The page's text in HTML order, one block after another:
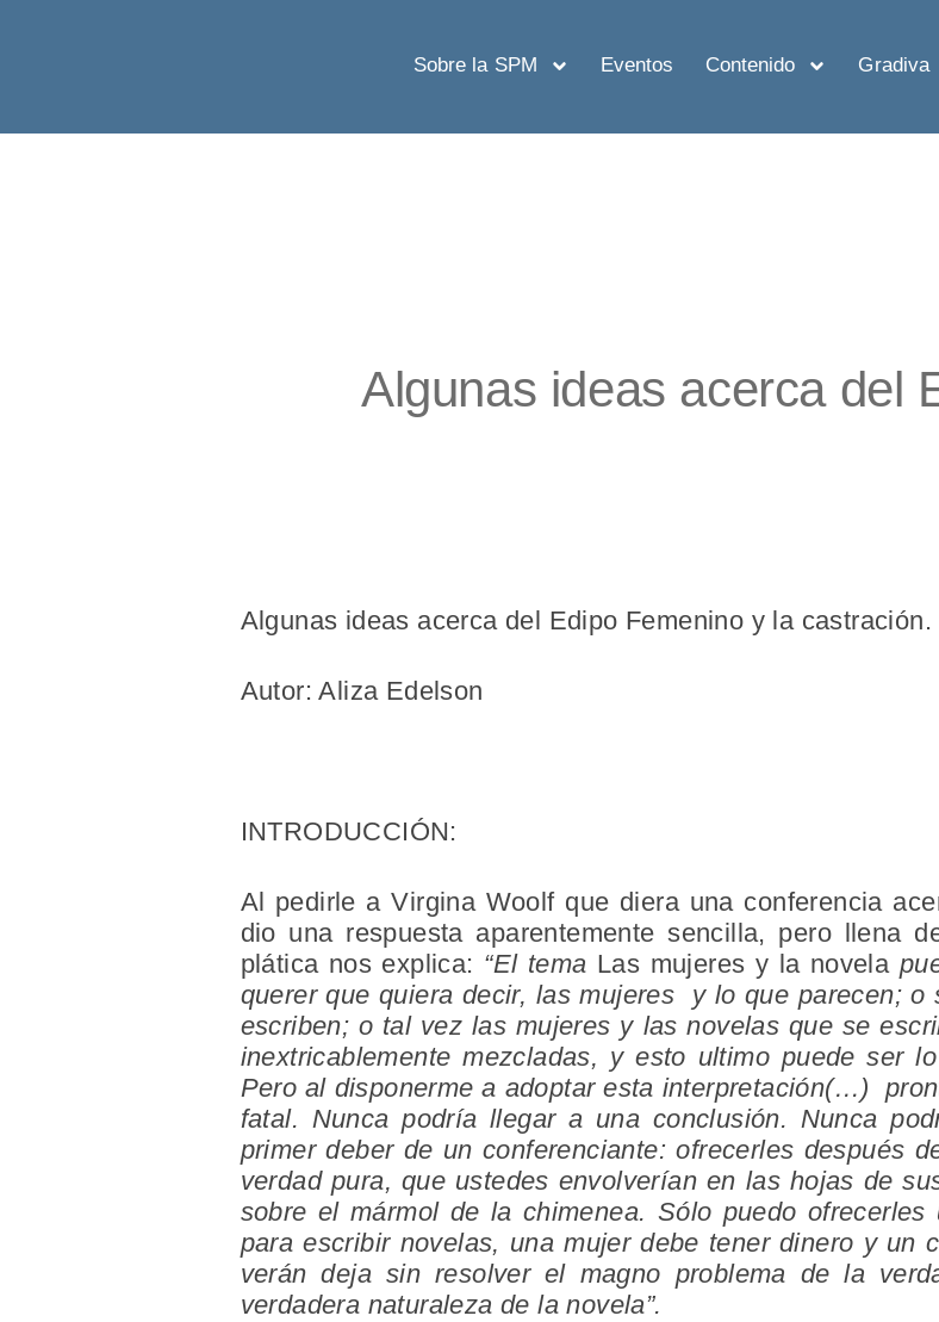
Sobre la SPM Eventos Contenido Gradiva
Algunas ideas acerca del
Algunas ideas acerca del Edipo Femenino y la castración.
Autor: Aliza Edelson
INTRODUCCIÓN:
Al pedirle a Virgina Woolf que diera una conferencia
dio una respuesta aparentemente sencilla, pero llena
plática nos explica: “El tema Las mujeres y la novela
querer que quiera decir, las mujeres y lo que parecen;
escriben; o tal vez las mujeres y las novelas que se
inextricablemente mezcladas, y esto ultimo puede ser
Pero al disponerme a adoptar esta interpretación(…)
fatal. Nunca podría llegar a una conclusión. Nunca
primer deber de un conferenciante: ofrecerles después
verdad pura, que ustedes envolverían en las hojas de
sobre el mármol de la chimenea. Sólo puedo
para escribir novelas, una mujer debe tener dinero y un
verán deja sin resolver el magno problema de la
verdadera naturaleza de la novela”.